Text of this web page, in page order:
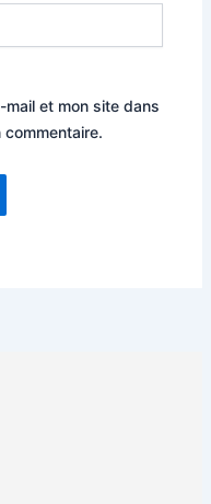
mail et mon site dans